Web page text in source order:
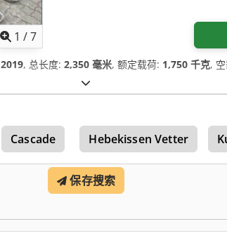
1 /7
2019, 总长度: 2,350 毫米, 额定载荷: 1,750 千克,
Cascade Hebekissen Vetter
保存搜索